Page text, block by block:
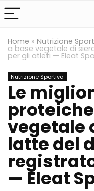
Home » Nutrizione
a base vegetale di
per gli atleti — Eleat
Nutrizione Sportiva
Le
vegetale
latte del
— Eleat